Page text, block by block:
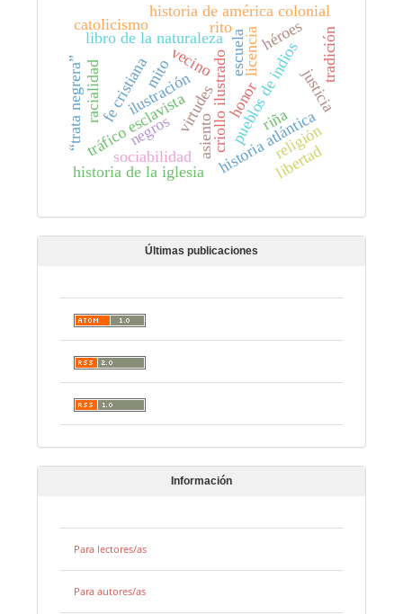
ilustración criollo ilustrado
fe cristiana virtudes
libro de la naturaleza
tráfico esclavista
“trata negrera” asiento
licencia
historia atlántica
historia de américa colonial
historia de la iglesia
pueblos de indios
vecino
racialidad justicia
honorriña
héroes
catolicismo
escuela
religión
rito
mito tradición
negros
libertad
sociabilidad
Últimas publicaciones
Información
Para lectores/as
Para autores/as